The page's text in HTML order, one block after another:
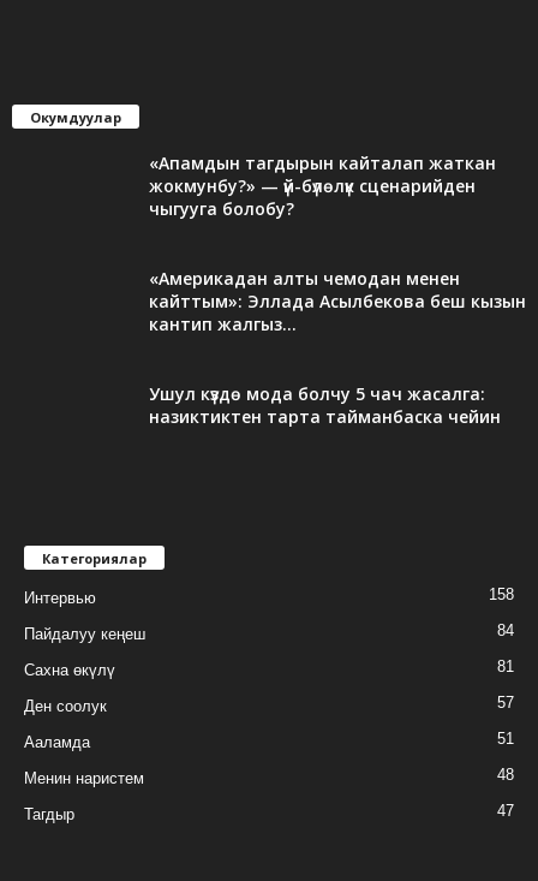
Окумдуулар
«Апамдын тагдырын кайталап жаткан
жокмунбу?» — үй-бүлөлүк сценарийден
чыгууга болобу?
«Америкадан алты чемодан менен
кайттым»: Эллада Асылбекова беш кызын
кантип жалгыз...
Ушул күздө мода болчу 5 чач жасалга:
назиктиктен тарта тайманбаска чейин
Категориялар
Интервью 158
Пайдалуу кеңеш 84
Сахна өкүлү 81
Ден соолук 57
Ааламда 51
Менин наристем 48
Тагдыр 47